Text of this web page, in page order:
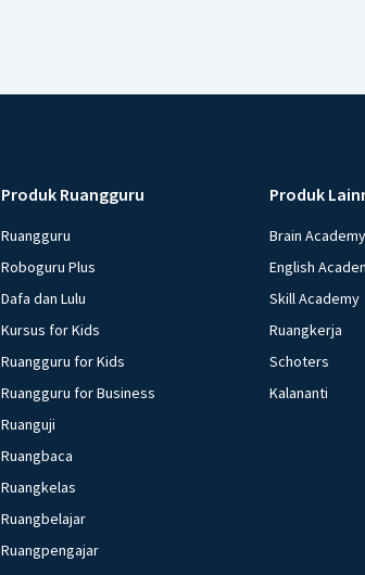
Produk Ruangguru
Ruangguru
Roboguru Plus
Dafa dan Lulu
Kursus for Kids
Ruangguru for Kids
Ruangguru for Business
Ruanguji
Ruangbaca
Ruangkelas
Ruangbelajar
Ruangpengajar
Produk
Brain
English
Skill Academy
Ruangkerja
Schoters
Kalananti